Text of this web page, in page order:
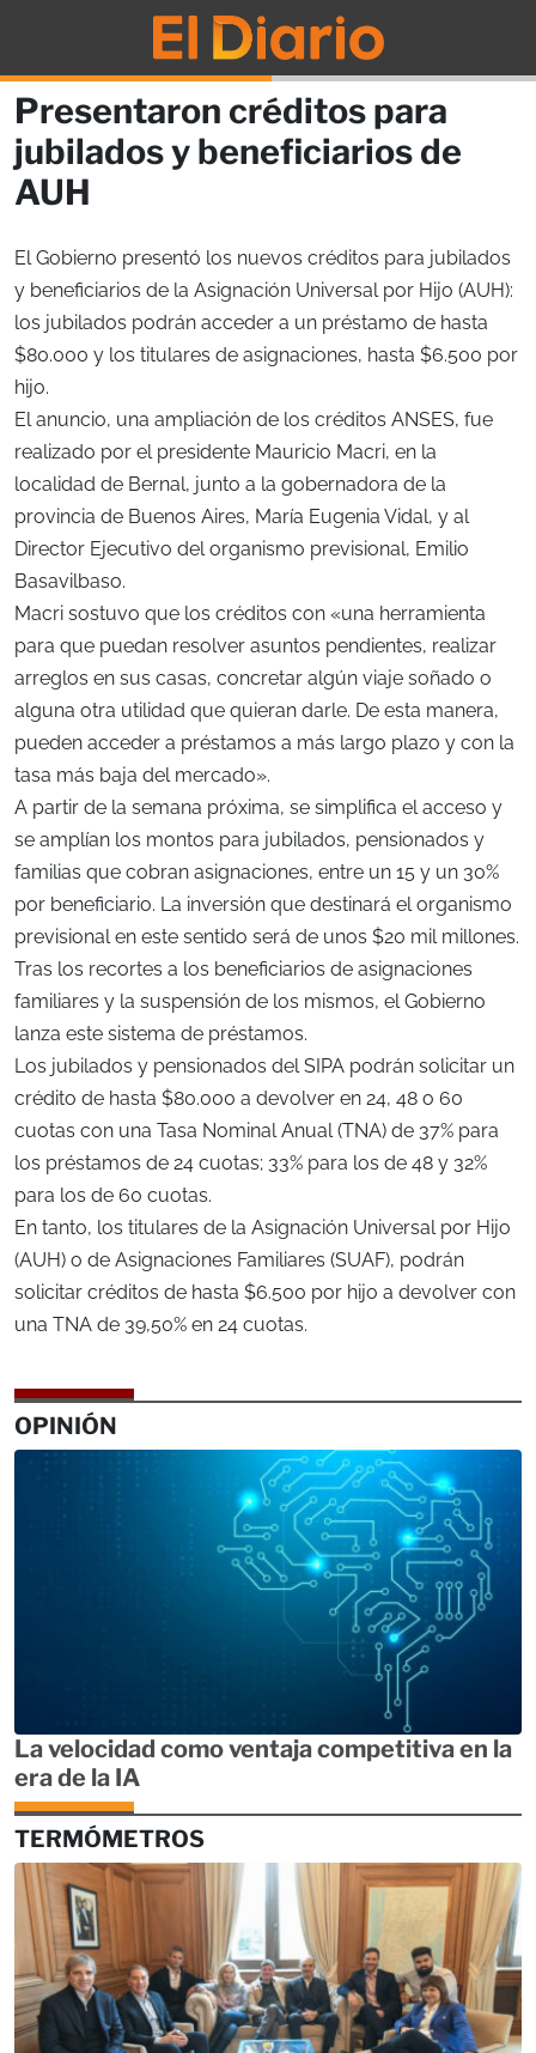
Presentaron créditos para
jubilados y beneficiarios de
AUH
El Gobierno presentó los nuevos créditos para jubilados
y beneficiarios de la Asignación Universal por Hijo (AUH):
los jubilados podrán acceder a un préstamo de hasta
$80.000 y los titulares de asignaciones, hasta $6.500 por
hijo.
El anuncio, una ampliación de los créditos ANSES, fue
realizado por el presidente Mauricio Macri, en la
localidad de Bernal, junto a la gobernadora de la
provincia de Buenos Aires, María Eugenia Vidal, y al
Director Ejecutivo del organismo previsional, Emilio
Basavilbaso.
Macri sostuvo que los créditos con «una herramienta
para que puedan resolver asuntos pendientes, realizar
arreglos en sus casas, concretar algún viaje soñado o
alguna otra utilidad que quieran darle. De esta manera,
pueden acceder a préstamos a más largo plazo y con la
tasa más baja del mercado».
A partir de la semana próxima, se simplifica el acceso y
se amplían los montos para jubilados, pensionados y
familias que cobran asignaciones, entre un 15 y un 30%
por beneficiario. La inversión que destinará el organismo
previsional en este sentido será de unos $20 mil millones.
Tras los recortes a los beneficiarios de asignaciones
familiares y la suspensión de los mismos, el Gobierno
lanza este sistema de préstamos.
Los jubilados y pensionados del SIPA podrán solicitar un
crédito de hasta $80.000 a devolver en 24, 48 o 60
cuotas con una Tasa Nominal Anual (TNA) de 37% para
los préstamos de 24 cuotas; 33% para los de 48 y 32%
para los de 60 cuotas.
En tanto, los titulares de la Asignación Universal por Hijo
(AUH) o de Asignaciones Familiares (SUAF), podrán
solicitar créditos de hasta $6.500 por hijo a devolver con
una TNA de 39,50% en 24 cuotas.
OPINIÓN
La velocidad como ventaja competitiva en la
era de la IA
TERMÓMETROS